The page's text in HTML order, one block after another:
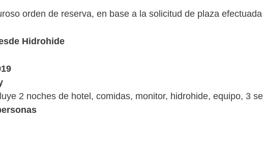
orden de reserva, en base a la solicitud de plaza
Hidrohide
2 noches de hotel, comidas, monitor, hidrohide, equipo, 3